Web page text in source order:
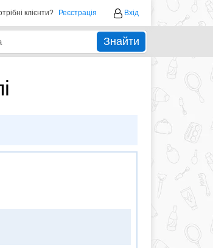
клієнти? Реєстрація Вхід
Знайти